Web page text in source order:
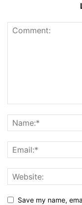
Save my name,